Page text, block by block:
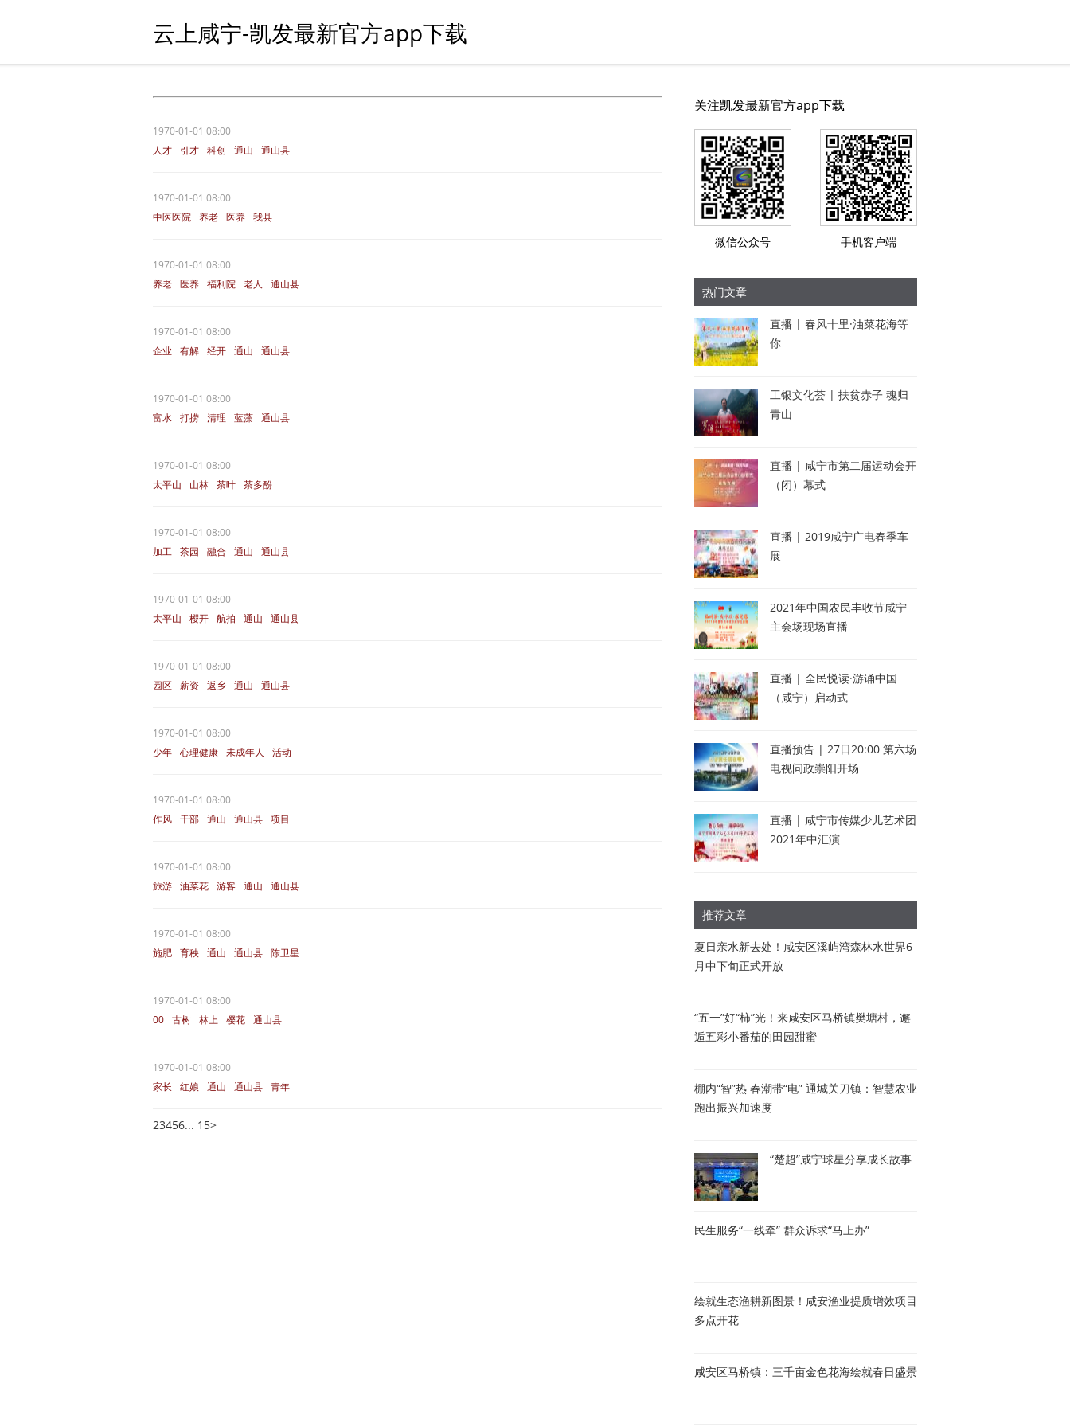
云上咸宁-凯发最新官方app下载
1970-01-01 08:00
人才
引才 科创 通山 通山县
1970-01-01 08:00
中医医院 养老 医养 我县
1970-01-01 08:00
养老 医养 福利院 老人 通山县
1970-01-01 08:00
企业
有解 经开 通山 通山县
1970-01-01 08:00
富水 打捞 清理 蓝藻 通山县
1970-01-01 08:00
太平山
山林 茶叶 茶多酚
1970-01-01 08:00
加工 茶园 融合 通山 通山县
1970-01-01 08:00
太平山
樱开 航拍 通山 通山县
1970-01-01 08:00
园区 薪资 返乡 通山 通山县
1970-01-01 08:00
少年 心理健康 未成年人
活动
1970-01-01 08:00
作风 干部 通山 通山县 项目
1970-01-01 08:00
旅游 油菜花 游客 通山 通山县
1970-01-01 08:00
施肥 育秧 通山 通山县 陈卫星
1970-01-01 08:00
00 古树 林上 樱花 通山县
1970-01-01 08:00
家长
红娘 通山 通山县 青年
23456... 15>
关注凯发最新官方app下载
微信公众号 手机客户端
热门文章
直播 | 春风十里·油菜花海等
你
工银文化荟 | 扶贫赤子 魂归
青山
直播 | 咸宁市第二届运动会开
（闭）幕式
直播 | 2019咸宁广电春季车
展
2021年中国农民丰收节咸宁
主会场现场直播
直播 | 全民悦读·游诵中国
（咸宁）启动式
直播预告 | 27日20:00 第六场
电视问政崇阳开场
直播 | 咸宁市传媒少儿艺术团
2021年中汇演
推荐文章
夏日亲水新去处！咸安区溪屿湾森林水世界6
月中下旬正式开放
“五一”好“柿”光！来咸安区马桥镇樊塘村，邂
逅五彩小番茄的田园甜蜜
棚内“智”热 春潮带“电” 通城关刀镇：智慧农业
跑出振兴加速度
“楚超”咸宁球星分享成长故事
民生服务“一线牵” 群众诉求“马上办”
绘就生态渔耕新图景！咸安渔业提质增效项目
多点开花
咸安区马桥镇：三千亩金色花海绘就春日盛景